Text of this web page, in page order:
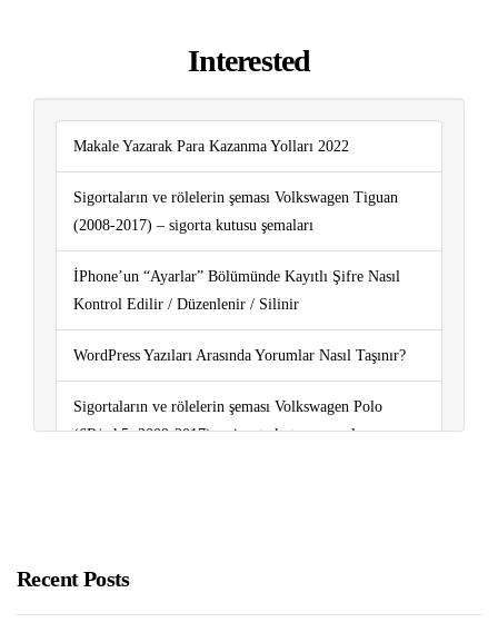
Interested
Makale Yazarak Para Kazanma Yolları 2022
Sigortaların ve rölelerin şeması Volkswagen Tiguan
(2008-2017) – sigorta kutusu şemaları
İPhone’un “Ayarlar” Bölümünde Kayıtlı Şifre Nasıl
Kontrol Edilir / Düzenlenir / Silinir
WordPress Yazıları Arasında Yorumlar Nasıl Taşınır?
Sigortaların ve rölelerin şeması Volkswagen Polo
(6R/mk5; 2009-2017) – sigorta kutusu şemaları
Recent Posts